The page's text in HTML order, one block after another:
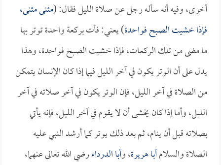
أخرى، وفيه أنه سأله رجل عن صلاة الليل فقال: (مثنى مثنى،
فإذا خشيت الصبح فواحدة) يعني: فأت بركعة واحدة توتر بها
ما مضى من تلك الركعات، فإذا خشيت الصبح فواحدة، وهذا
يدل على أن الوتر يكون في آخر الليل فيما إذا كان الإنسان يتمكن
من الصلاة في آخر الليل، فإن الوتر يكون في آخر صلاته في آخر
الليل، وأما إذا كان يخشى أن لا يقوم في آخر الليل، فإنه يأتي
بصلاته قبل أن ينام، ثم بعد ذلك يوتر كما أرشد النبي عليه
الصلاة والسلامأبا هريرة، وأبا الدرداءرضي الله تعالى عنهما،